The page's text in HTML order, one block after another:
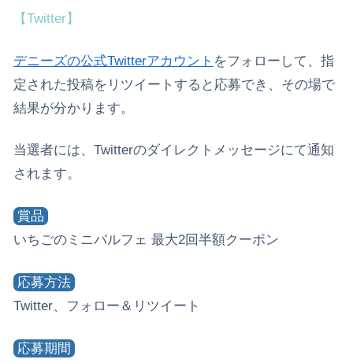
【Twitter】
デニーズの公式Twitterアカウント をフォローして、指
定された投稿をリツイートすると応募でき、その場で
結果が分かります。
当選者には、Twitterのダイレクトメッセージにて通知
されます。
賞品
いちごのミニパルフェ 最大2回半額クーポン
応募方法
Twitter、フォロー＆リツイート
応募期間